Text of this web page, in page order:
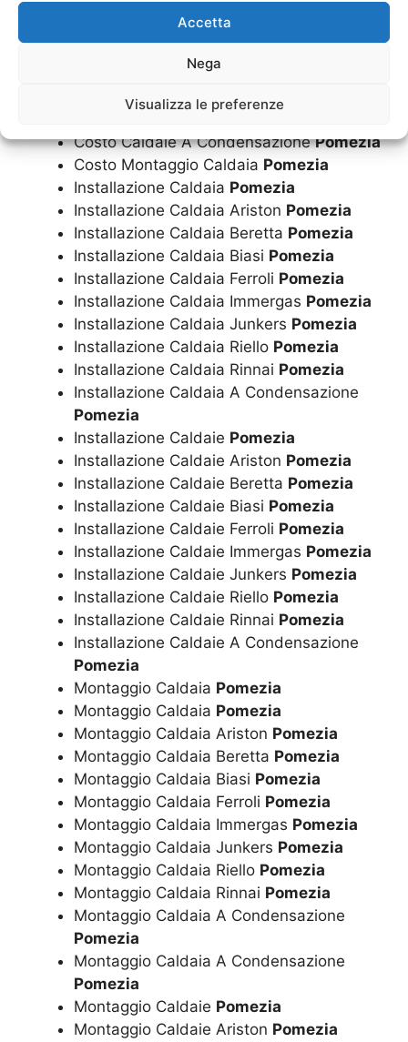
Accetta
Nega
Visualizza le preferenze
Costo Caldaie BiasiPomezia
Costo Caldaie Ferroli
Costo Caldaie Junkers
Costo Caldaie Riello Pomezia
Costo Caldaie A CondensazionePomezia
Costo Montaggio Caldaia Pomezia
Installazione Caldaia Pomezia
Installazione Caldaia Ariston Pomezia
Installazione Caldaia Beretta Pomezia
Installazione Caldaia Biasi Pomezia
Installazione Caldaia Ferroli Pomezia
Installazione Caldaia Immergas Pomezia
Installazione Caldaia Junkers Pomezia
Installazione Caldaia Riello Pomezia
Installazione Caldaia Rinnai Pomezia
Installazione Caldaia A Condensazione
Pomezia
Installazione Caldaie Pomezia
Installazione Caldaie Ariston Pomezia
Installazione Caldaie Beretta Pomezia
Installazione Caldaie Biasi Pomezia
Installazione Caldaie Ferroli Pomezia
Installazione Caldaie Immergas Pomezia
Installazione Caldaie Junkers Pomezia
Installazione Caldaie Riello Pomezia
Installazione Caldaie Rinnai Pomezia
Installazione Caldaie A Condensazione
Pomezia
Montaggio Caldaia Pomezia
Montaggio Caldaia Pomezia
Montaggio Caldaia Ariston Pomezia
Montaggio Caldaia Beretta Pomezia
Montaggio Caldaia Biasi Pomezia
Montaggio Caldaia Ferroli Pomezia
Montaggio Caldaia Immergas Pomezia
Montaggio Caldaia Junkers Pomezia
Montaggio Caldaia Riello Pomezia
Montaggio Caldaia Rinnai Pomezia
Montaggio Caldaia A Condensazione
Pomezia
Montaggio Caldaia A Condensazione
Pomezia
Montaggio Caldaie Pomezia
Montaggio Caldaie Ariston Pomezia